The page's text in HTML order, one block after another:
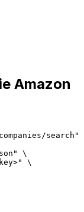
Amazon
search"
\
\